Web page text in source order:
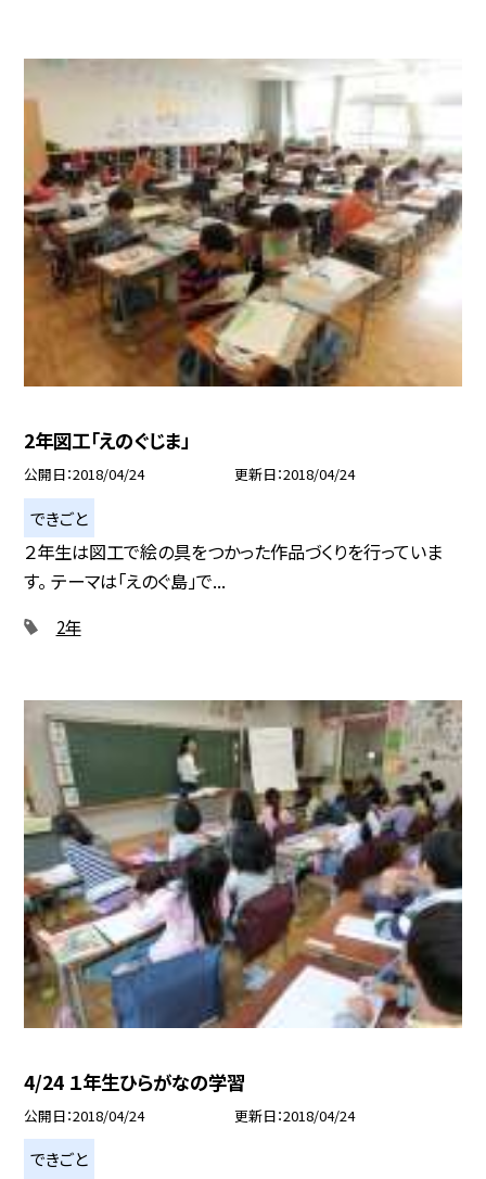
2年図工「えのぐじま」
公開日 2018/04/24 更新日 2018/04/24
できごと
２年生は図工で絵の具をつかった作品づくりを行っていま
す。 テーマは「えのぐ島」で...
2年
4/24 １年生ひらがなの学習
公開日 2018/04/24 更新日 2018/04/24
できごと